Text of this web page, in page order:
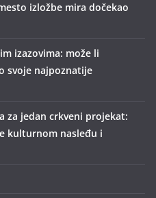
izložbe mira dočekao
izazovima: može li
svoje najpoznatije
za jedan crkveni projekat:
kulturnom nasleđu i